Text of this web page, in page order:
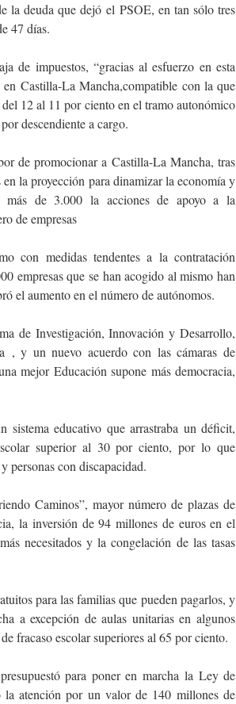
la deuda que dejó el PSOE, en tan sólo tres
47 días.
de impuestos, “gracias al esfuerzo en esta
Castilla-La Mancha,compatible con la que
12 al 11 por ciento en el tramo autonómico
descendiente a cargo.
de promocionar a Castilla-La Mancha, tras
la proyección para dinamizar la economía y
de 3.000 la acciones de apoyo a la
de empresas
con medidas tendentes a la contratación
empresas que se han acogido al mismo han
el aumento en el número de autónomos.
de Investigación, Innovación y Desarrollo,
, y un nuevo acuerdo con las cámaras de
mejor Educación supone más democracia,
sistema educativo que arrastraba un déficit,
superior al 30 por ciento, por lo que
personas con discapacidad.
Caminos”, mayor número de plazas de
la inversión de 94 millones de euros en el
necesitados y la congelación de las tasas
para las familias que pueden pagarlos, y
a excepción de aulas unitarias en algunos
fracaso escolar superiores al 65 por ciento.
para poner en marcha la Ley de
la atención por un valor de 140 millones de